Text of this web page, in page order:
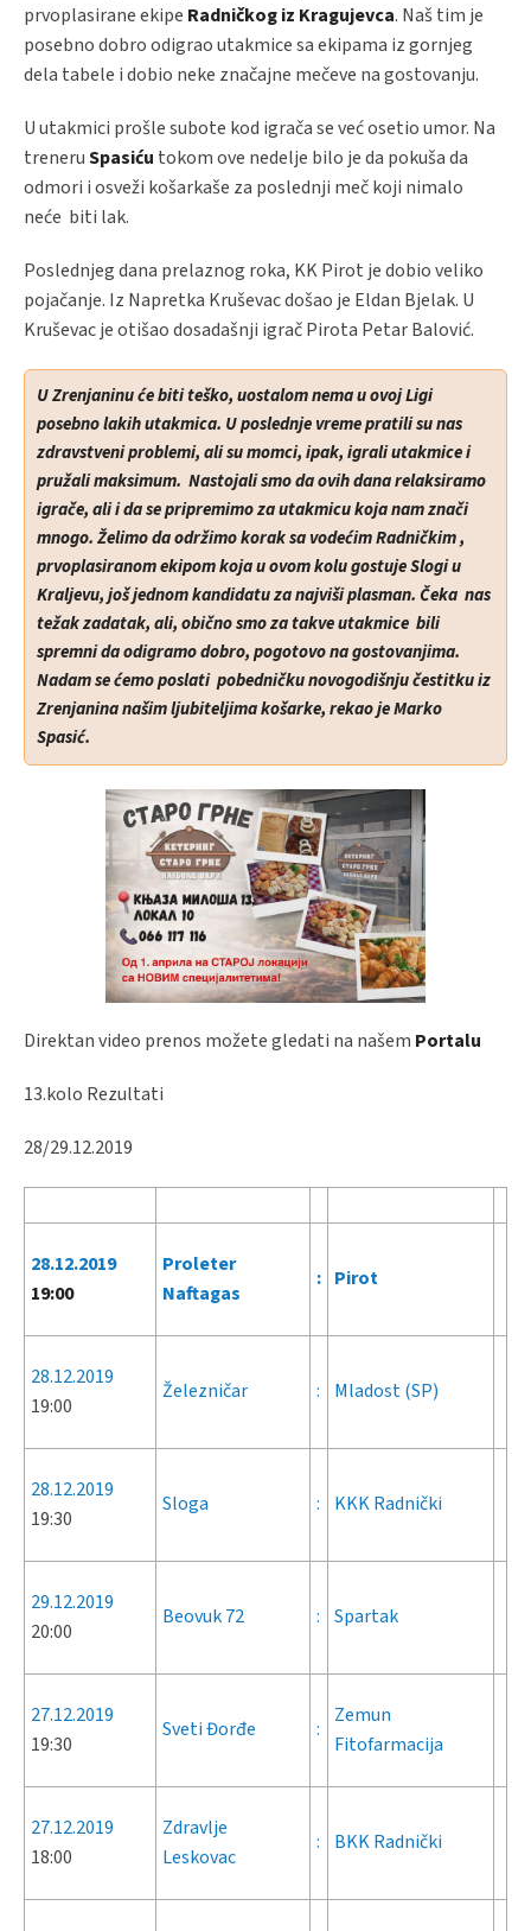
prvoplasirane ekipe Radničkog iz Kragujevca. Naš tim je
posebno dobro odigrao utakmice sa ekipama iz gornjeg
dela tabele i dobio neke značajne mečeve na gostovanju.
U utakmici prošle subote kod igrača se već osetio umor. Na
treneruSpasiću tokom ove nedelje bilo je da pokuša da
odmori i osveži košarkaše za poslednji meč koji nimalo
neće biti lak.
Poslednjeg dana prelaznog roka, KK Pirot je dobio veliko
pojačanje. Iz Napretka Kruševac došao je Eldan Bjelak. U
Kruševac je otišao dosadašnji igrač Pirota Petar Balović.
U Zrenjaninu će biti teško, uostalom nema u ovoj Ligi
posebno lakih utakmica. U poslednje vreme pratili su nas
zdravstveni problemi, ali su momci, ipak, igrali utakmice i
pružali maksimum. Nastojali smo da ovih dana relaksiramo
igrače, ali i da se pripremimo za utakmicu koja nam znači
mnogo. Želimo da održimo korak sa vodećim Radničkim ,
prvoplasiranom ekipom koja u ovom kolu gostuje Slogi u
Kraljevu, još jednom kandidatu za najviši plasman. Čeka nas
težak zadatak, ali, obično smo za takve utakmice bili
spremni da odigramo dobro, pogotovo na gostovanjima.
Nadam se ćemo poslati pobedničku novogodišnju čestitku iz
Zrenjanina našim ljubiteljima košarke, rekao je Marko
Spasić.
Direktan video prenos možete gledati na našem Portalu
13.kolo Rezultati
28/29.12.2019
28.12.2019
19:00
Proleter
Naftagas
: Pirot
28.12.2019
19:00
Železničar : Mladost (SP)
28.12.2019
19:30
Sloga : KKK Radnički
29.12.2019
20:00
Beovuk 72 : Spartak
27.12.2019
19:30
Sveti Đorđe :
Zemun
Fitofarmacija
27.12.2019
18:00
Zdravlje
Leskovac
: BKK Radnički